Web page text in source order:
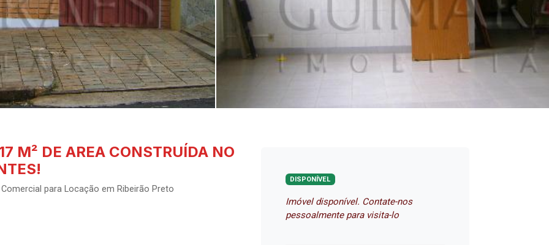
M² DE AREA CONSTRUÍDA NO
para Locação em Ribeirão Preto
DISPONÍVEL
Imóvel disponível. Contate-nos
pessoalmente para visita-lo